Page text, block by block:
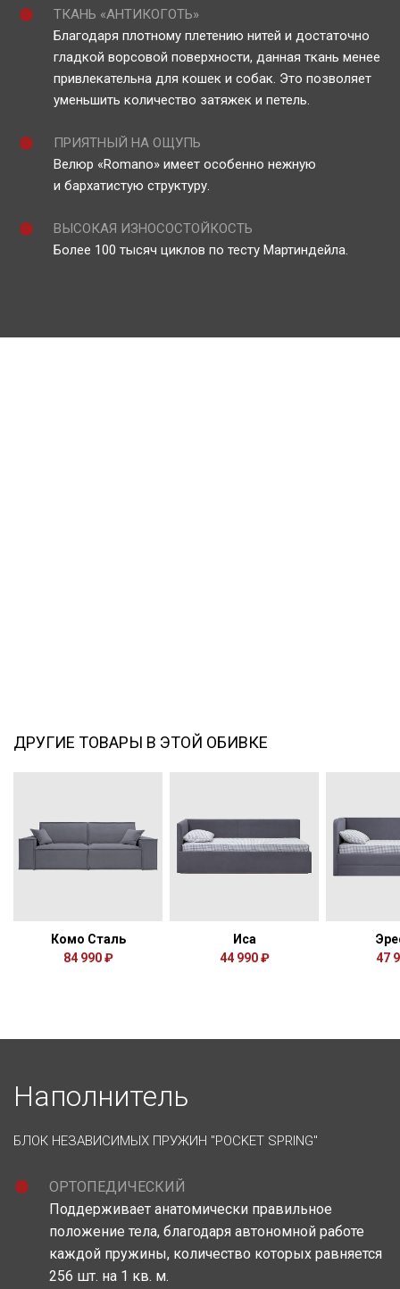
ТКАНЬ «АНТИКОГОТЬ»
Благодаря плотному плетению нитей и достаточно
гладкой ворсовой поверхности, данная ткань менее
привлекательна для кошек и собак. Это позволяет
уменьшить количество затяжек и петель.
ПРИЯТНЫЙ НА ОЩУПЬ
Велюр «Romano» имеет особенно нежную
и бархатистую структуру.
ВЫСОКАЯ ИЗНОСОСТОЙКОСТЬ
Более 100 тысяч циклов по тесту Мартиндейла.
ДРУГИЕ ТОВАРЫ В ЭТОЙ ОБИВКЕ
Комо Сталь
84 990 ₽
Иса
44 990 ₽
47
Наполнитель
БЛОК НЕЗАВИСИМЫХ ПРУЖИН "POCKET SPRING"
ОРТОПЕДИЧЕСКИЙ
Поддерживает анатомически правильное
положение тела, благодаря автономной работе
каждой пружины, количество которых равняется
256 шт. на 1 кв. м.